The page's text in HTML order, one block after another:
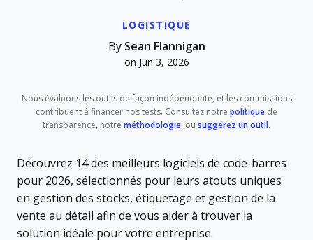
LOGISTIQUE
By Sean Flannigan
on Jun 3, 2026
Nous évaluons les outils de façon indépendante, et les commissions
contribuent à financer nos tests. Consultez notre politique de
transparence, notre méthodologie, ou suggérez un outil .
Découvrez 14 des meilleurs logiciels de code-barres
pour 2026, sélectionnés pour leurs atouts uniques
en gestion des stocks, étiquetage et gestion de la
vente au détail afin de vous aider à trouver la
solution idéale pour votre entreprise.